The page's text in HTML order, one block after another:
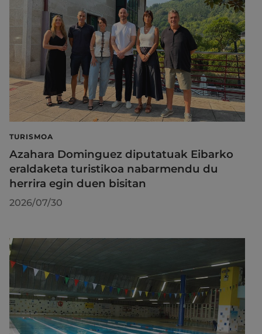
TURISMOA
Azahara Dominguez diputatuak Eibarko
eraldaketa turistikoa nabarmendu du
herrira egin duen bisitan
2026/07/30